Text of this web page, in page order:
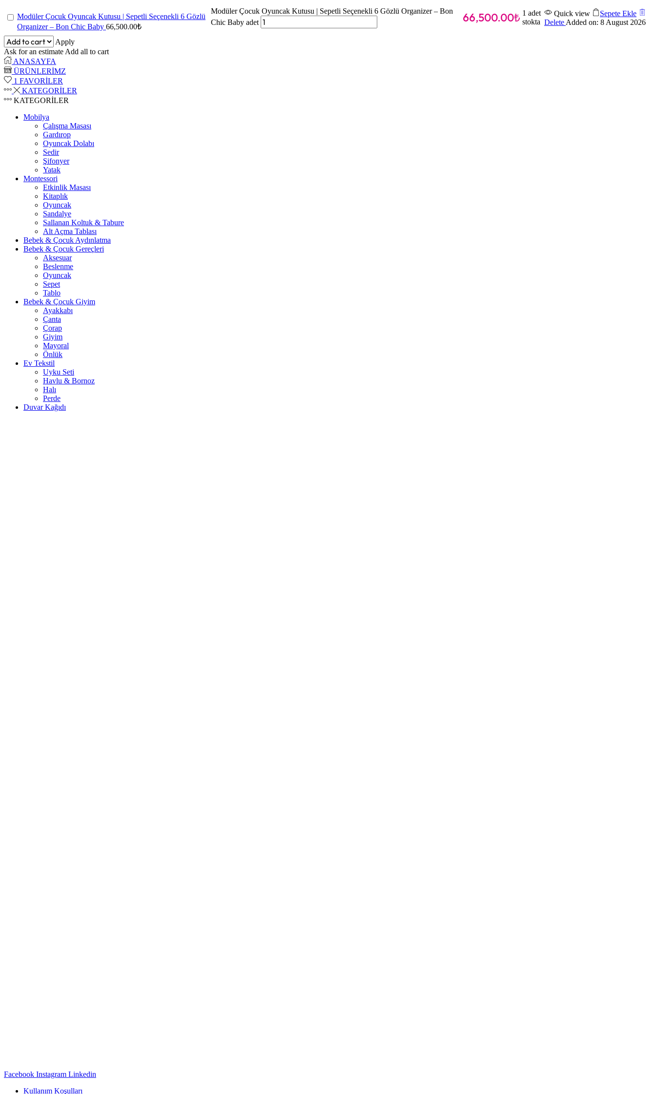
Modüler Çocuk Oyuncak Kutusu | Sepetli Seçenekli 6 Gözlü
Organizer – Bon Chic Baby 66,500.00₺
Modüler Çocuk Oyuncak Kutusu | Sepetli Seçenekli 6 Gözlü Organizer – Bon
Chic Baby adet
66,500.00₺ 1 adet
stokta
Quick view
Sepete Ekle
Delete Added on: 8 August 2026
Apply
Ask for an estimate Add all to cart
ANASAYFA
ÜRÜNLERİMZ
1 FAVORİLER
KATEGORİLER
KATEGORİLER
Mobilya
Çalışma Masası
Gardırop
⁠Oyuncak Dolabı
Sedir
Şifonyer
Yatak
Montessori
Etkinlik Masası
Kitaplık
Oyuncak
Sandalye
Sallanan Koltuk & Tabure
Alt Açma Tablası
Bebek & Çocuk Aydınlatma
Bebek & Çocuk Gereçleri
Aksesuar
Beslenme
Oyuncak
Sepet
Tablo
Bebek & Çocuk Giyim
Ayakkabı
Çanta
Çorap
Giyim
Mayoral
Önlük
Ev Tekstil
Uyku Seti
Havlu & Bornoz
Halı
Perde
Duvar Kağıdı
Facebook Instagram Linkedin
Kullanım Koşulları